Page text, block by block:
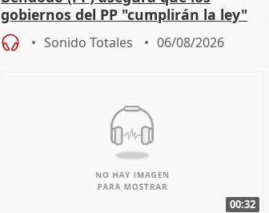
gobiernos del PP "cumplirán la ley"
sobre los menores migrantes
Sonido Totales 06/08/2026
00:32